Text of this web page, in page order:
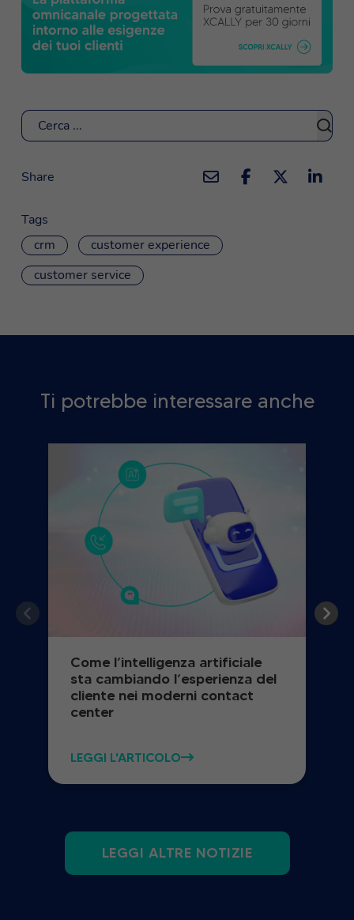
Cerca
Share
Tags
crm
customer experience
customer service
Ti potrebbe interessare anche
Come l’intelligenza artificiale
sta cambiando l’esperienza del
cliente nei moderni contact
center
LEGGI L'ARTICOLO
LEGGI ALTRE NOTIZIE